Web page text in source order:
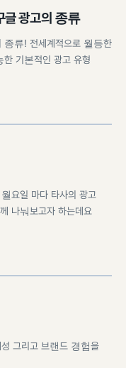
글 광고의 종류
종류! 전세계적으로 월등한
한 기본적인 광고 유형
요일 마다 타사의 광고
나눠보고자 하는데요
그리고 브랜드 경험을